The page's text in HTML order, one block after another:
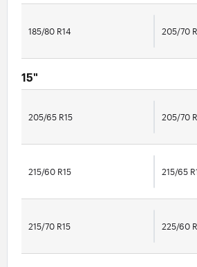
185/80 R14 205/70
15"
205/65 R15 205/70
215/60 R15 215/65
215/70 R15 225/60